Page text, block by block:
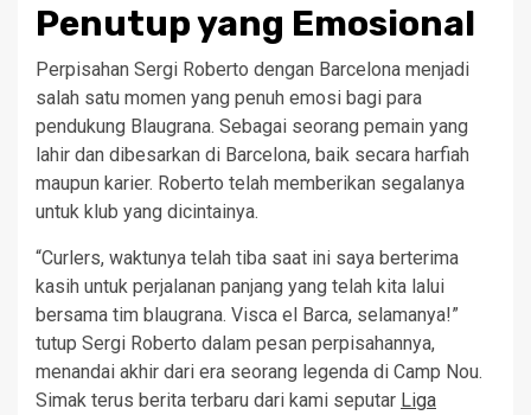
Penutup yang Emosional
Perpisahan Sergi Roberto dengan Barcelona menjadi
salah satu momen yang penuh emosi bagi para
pendukung Blaugrana. Sebagai seorang pemain yang
lahir dan dibesarkan di Barcelona, baik secara harfiah
maupun karier. Roberto telah memberikan segalanya
untuk klub yang dicintainya.
“Curlers, waktunya telah tiba saat ini saya berterima
kasih untuk perjalanan panjang yang telah kita lalui
bersama tim blaugrana. Visca el Barca, selamanya!”
tutup Sergi Roberto dalam pesan perpisahannya,
menandai akhir dari era seorang legenda di Camp Nou.
Simak terus berita terbaru dari kami seputar Liga